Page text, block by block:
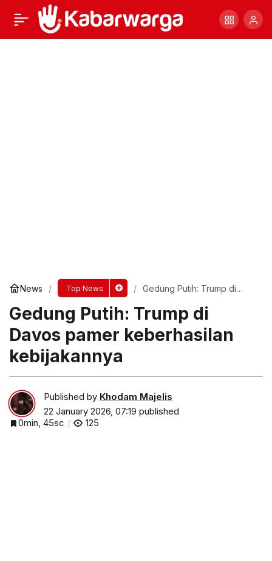
News Top News
Gedung Putih: Trump di
kebijakannya
Gedung Putih: Trump di
Davos pamer keberhasilan
kebijakannya
Published by Khodam Majelis
22 January 2026, 07:19 published
0min, 45sc
125